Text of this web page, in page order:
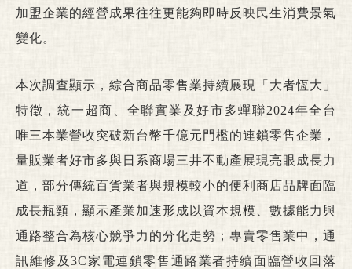
加盟企業的經營成果往往更能夠即時反映民生消費景氣
變化。
本次調查顯示，綜合商品零售業持續展現「大者恆大」
特徵，統一超商、全聯實業及好市多蟬聯2024年全台
唯三本業營收突破新台幣千億元門檻的連鎖零售企業，
量販業者好市多與日系商場三井不動產展現亮眼成長力
道，部分傳統百貨業者與規模較小的便利商店品牌面臨
成長瓶頸，顯示產業加速形成以資本規模、數據能力與
通路整合為核心競爭力的分化走勢；專賣零售業中，通
訊維修及3C家電連鎖零售通路業者持續面臨營收回落